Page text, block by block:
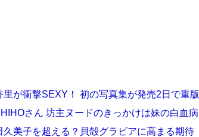
里が衝撃SEXY！ 初の写真集が発売2日で重版
さん 坊主ヌードのきっかけは妹の白血病
久美子を超える？貝殻グラビアに高まる期待